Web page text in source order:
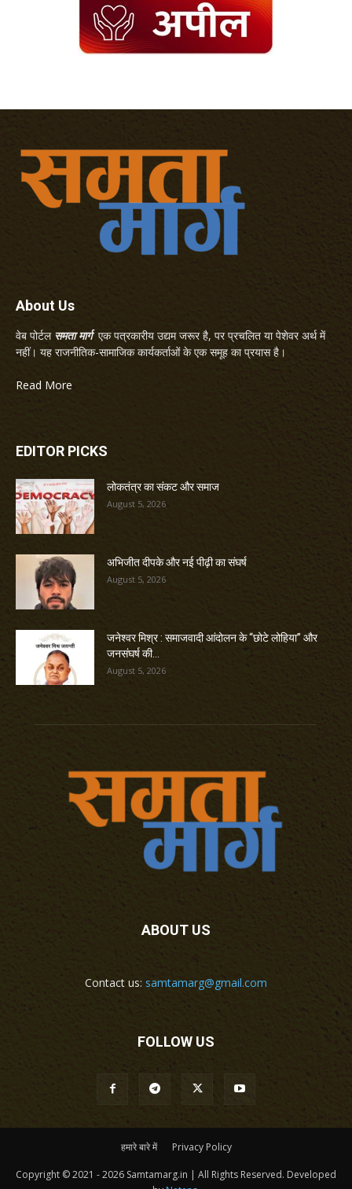
About Us
वेब पोर्टल समता मार्गएक पत्रकारीय उद्यम जरूर है, पर प्रचलित या पेशेवर अर्थ में
नहीं। यह राजनीतिक-सामाजिक कार्यकर्ताओं के एक समूह का प्रयास है।
Read More
EDITOR PICKS
लोकतंत्र का संकट और समाज
August 5, 2026
अभिजीत दीपके और नई पीढ़ी का संघर्ष
August 5, 2026
जनेश्वर मिश्र : समाजवादी आंदोलन के “छोटे लोहिया” और
जनसंघर्ष की...
August 5, 2026
ABOUT US
Contact us: samtamarg@gmail.com
FOLLOW US
हमारे बारे में Privacy Policy
Copyright © 2021 - 2026 Samtamarg.in | All Rights Reserved. Developed